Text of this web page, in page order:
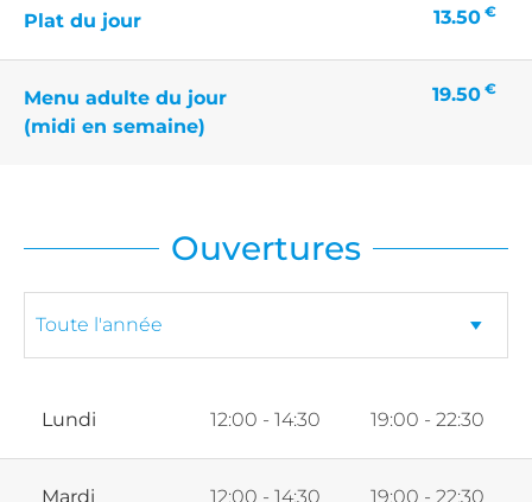
Plat du jour 13.50 €
Menu adulte du jour
(midi en semaine)
19.50 €
Ouvertures
Lundi 12:00 - 14:30 19:00 - 22:30
Mardi 12:00 - 14:30 19:00 - 22:30